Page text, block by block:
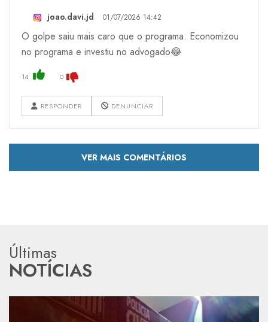
joao.davi.jd 01/07/2026 14:42
O golpe saiu mais caro que o programa. Economizou
no programa e investiu no advogado😂
14 0
RESPONDER DENUNCIAR
VER MAIS COMENTÁRIOS
Últimas
NOTÍCIAS